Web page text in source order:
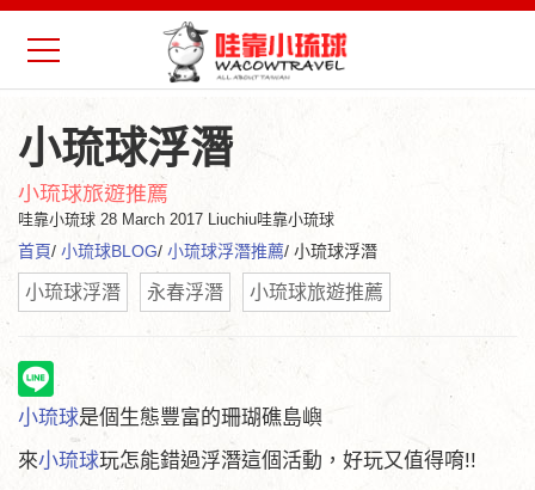
小琉球浮潛
小琉球旅遊推薦
哇靠小琉球 28 March 2017 Liuchiu哇靠小琉球
首頁/ 小琉球BLOG/ 小琉球浮潛推薦/ 小琉球浮潛
小琉球浮潛 永春浮潛 小琉球旅遊推薦
小琉球是個生態豐富的珊瑚礁島嶼
來小琉球玩怎能錯過浮潛這個活動，好玩又值得唷!!